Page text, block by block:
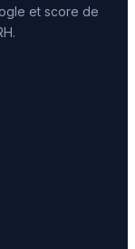
et score de